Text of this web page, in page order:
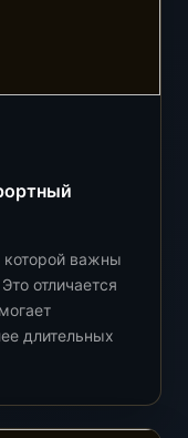
которой важны
отличается
длительных